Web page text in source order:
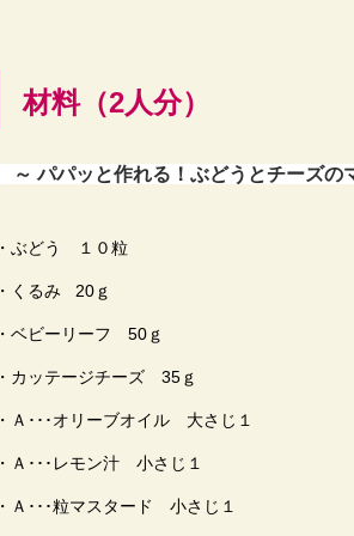
材料（2人分）
～ パパッと作れる！ぶどうとチーズの
・ぶどう １０粒
・くるみ 20ｇ
・ベビーリーフ 50ｇ
・カッテージチーズ 35ｇ
・Ａ･･･オリーブオイル 大さじ１
・Ａ･･･レモン汁 小さじ１
・Ａ･･･粒マスタード 小さじ１